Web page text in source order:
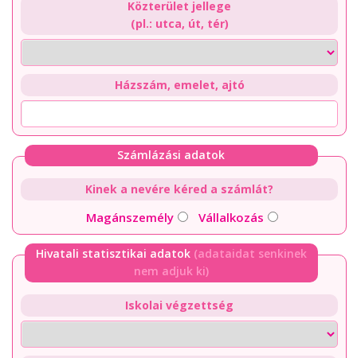
Közterület jellege
(pl.: utca, út, tér)
Házszám, emelet, ajtó
Számlázási adatok
Kinek a nevére kéred a számlát?
Magánszemély Vállalkozás
Hivatali statisztikai adatok (adataidat senkinek
nem adjuk ki)
Iskolai végzettség